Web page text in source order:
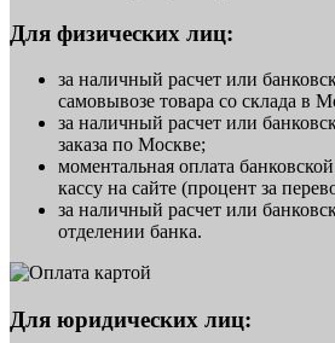
Для физических лиц:
за наличный расчет или
самовывозе товара со склада в
за наличный расчет или
заказа по Москве;
моментальная оплата
кассу на сайте (процент за
за наличный расчет или
отделении банка.
Для юридических лиц: